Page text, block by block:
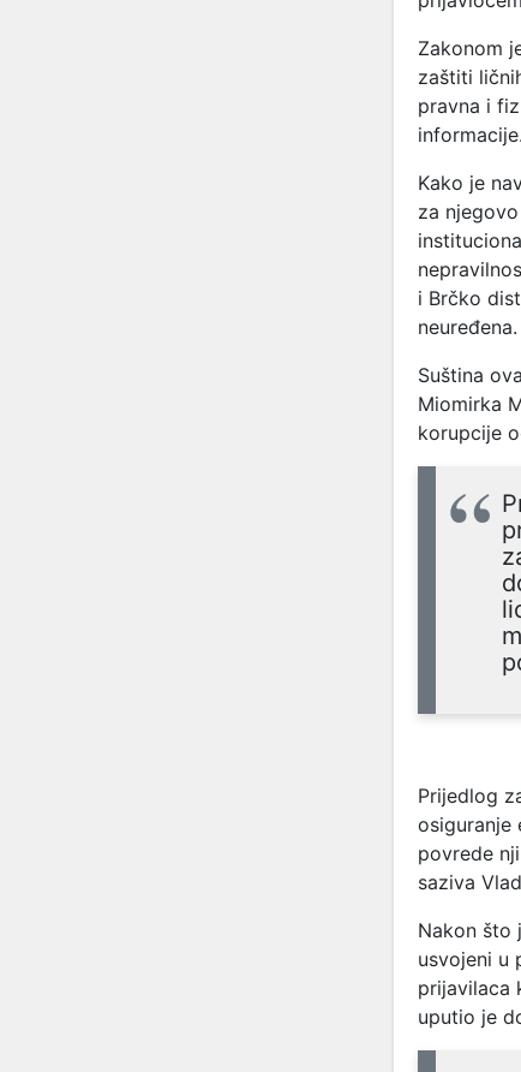
Zakonom
zaštiti
pravna i
informacije.
Kako je
za
i Brčko
neuređena.
Suština
Miomirka
korupcije
Prijedlog
osiguranje
povrede
saziva
Nakon što
usvojeni u
prijavilaca
uputio je